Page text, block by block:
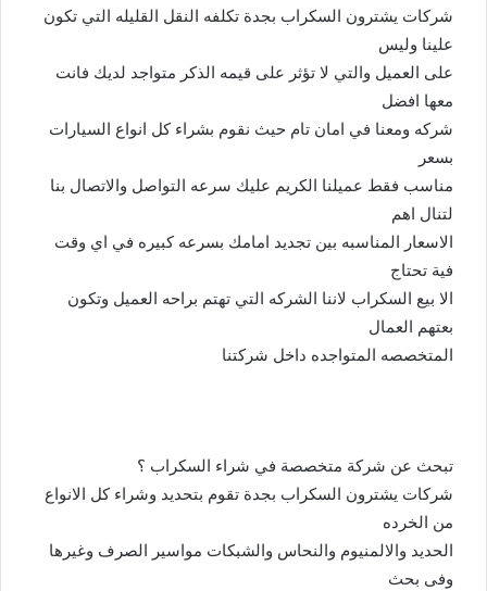
شركات يشترون السكراب بجدة تكلفه النقل القليله التي تكون
علينا وليس
على العميل والتي لا تؤثر على قيمه الذكر متواجد لديك فانت
معها افضل
شركه ومعنا في امان تام حيث نقوم بشراء كل انواع السيارات
بسعر
مناسب فقط عميلنا الكريم عليك سرعه التواصل والاتصال بنا
لتنال اهم
الاسعار المناسبه بين تجديد امامك بسرعه كبيره في اي وقت
فية تحتاج
الا بيع السكراب لاننا الشركه التي تهتم براحه العميل وتكون
بعتهم العمال
المتخصصه المتواجده داخل شركتنا
تبحث عن شركة متخصصة في شراء السكراب ؟
شركات يشترون السكراب بجدة تقوم بتحديد وشراء كل الانواع
من الخرده
الحديد والالمنيوم والنحاس والشبكات مواسير الصرف وغيرها
وفى بحث